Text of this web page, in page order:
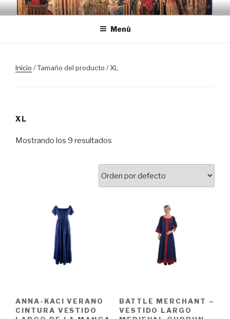
Saltar
al
Menú
Inicio / Tamaño del producto / XL
XL
Mostrando los 9 resultados
ANNA-KACI VERANO
CINTURA VESTIDO
BATTLE MERCHANT –
VESTIDO LARGO